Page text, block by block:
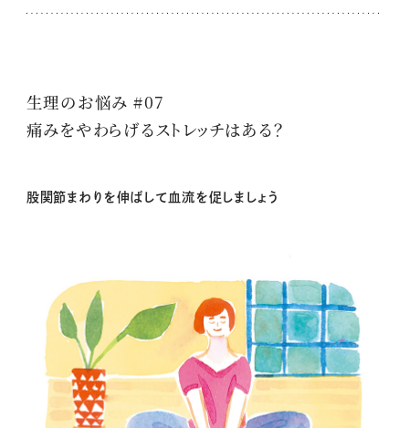
生理のお悩み #07
痛みをやわらげるストレッチはある？
股関節まわりを伸ばして血流を促しましょう